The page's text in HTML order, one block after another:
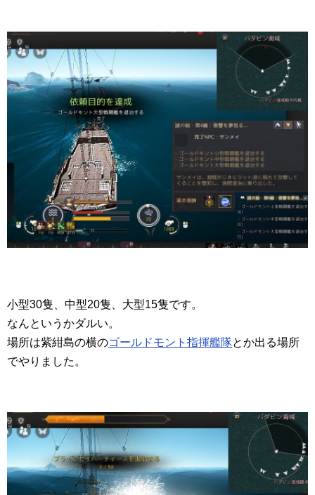
小型30隻、中型20隻、大型15隻です。
なんというかダルい。
場所は紫紺島の横のゴールドモント指揮艦隊とか出る場所
でやりました。